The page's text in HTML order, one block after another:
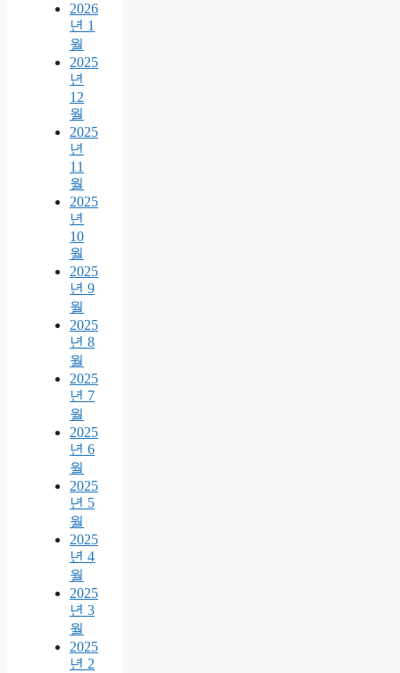
2026
년 1
월
2025
년
12
월
2025
년
11
월
2025
년
10
월
2025
년 9
월
2025
년 8
월
2025
년 7
월
2025
년 6
월
2025
년 5
월
2025
년 4
월
2025
년 3
월
2025
년 2